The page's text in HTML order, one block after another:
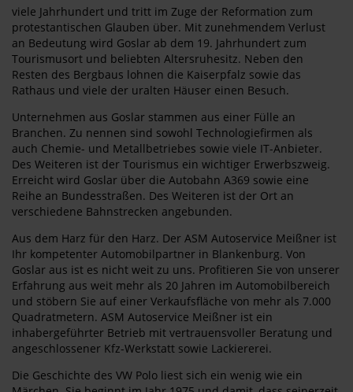
viele Jahrhundert und tritt im Zuge der Reformation zum
protestantischen Glauben über. Mit zunehmendem Verlust
an Bedeutung wird Goslar ab dem 19. Jahrhundert zum
Tourismusort und beliebten Altersruhesitz. Neben den
Resten des Bergbaus lohnen die Kaiserpfalz sowie das
Rathaus und viele der uralten Häuser einen Besuch.
Unternehmen aus Goslar stammen aus einer Fülle an
Branchen. Zu nennen sind sowohl Technologiefirmen als
auch Chemie- und Metallbetriebes sowie viele IT-Anbieter.
Des Weiteren ist der Tourismus ein wichtiger Erwerbszweig.
Erreicht wird Goslar über die Autobahn A369 sowie eine
Reihe an Bundesstraßen. Des Weiteren ist der Ort an
verschiedene Bahnstrecken angebunden.
Aus dem Harz für den Harz. Der ASM Autoservice Meißner ist
Ihr kompetenter Automobilpartner in Blankenburg. Von
Goslar aus ist es nicht weit zu uns. Profitieren Sie von unserer
Erfahrung aus weit mehr als 20 Jahren im Automobilbereich
und stöbern Sie auf einer Verkaufsfläche von mehr als 7.000
Quadratmetern. ASM Autoservice Meißner ist ein
inhabergeführter Betrieb mit vertrauensvoller Beratung und
angeschlossener Kfz-Werkstatt sowie Lackiererei.
Die Geschichte des VW Polo liest sich ein wenig wie ein